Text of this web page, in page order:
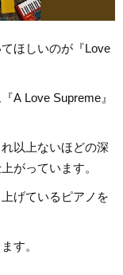
ほしいのが『Love
A Love Supreme』
以上ないほどの深
がっています。
げているピアノを
す。